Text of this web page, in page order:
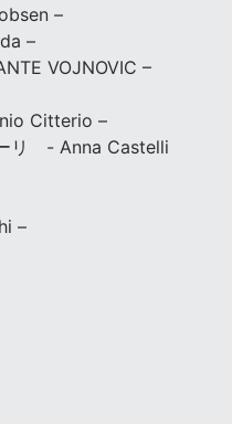
–
–
VOJNOVIC –
Citterio –
リ - Anna Castelli
–